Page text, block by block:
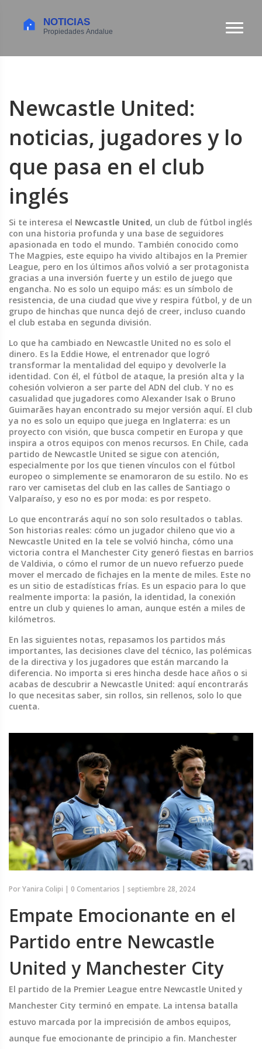
Newcastle United:
noticias, jugadores y lo
que pasa en el club
inglés
Si te interesa el Newcastle United, un club de fútbol inglés
con una historia profunda y una base de seguidores
apasionada en todo el mundo. También conocido como
The Magpies, este equipo ha vivido altibajos en la Premier
League, pero en los últimos años volvió a ser protagonista
gracias a una inversión fuerte y un estilo de juego que
engancha. No es solo un equipo más: es un símbolo de
resistencia, de una ciudad que vive y respira fútbol, y de un
grupo de hinchas que nunca dejó de creer, incluso cuando
el club estaba en segunda división.
Lo que ha cambiado en Newcastle United no es solo el
dinero. Es la Eddie Howe, el entrenador que logró
transformar la mentalidad del equipo y devolverle la
identidad. Con él, el fútbol de ataque, la presión alta y la
cohesión volvieron a ser parte del ADN del club. Y no es
casualidad que jugadores como Alexander Isak o Bruno
Guimarães hayan encontrado su mejor versión aquí. El club
ya no es solo un equipo que juega en Inglaterra: es un
proyecto con visión, que busca competir en Europa y que
inspira a otros equipos con menos recursos. En Chile, cada
partido de Newcastle United se sigue con atención,
especialmente por los que tienen vínculos con el fútbol
europeo o simplemente se enamoraron de su estilo. No es
raro ver camisetas del club en las calles de Santiago o
Valparaíso, y eso no es por moda: es por respeto.
Lo que encontrarás aquí no son solo resultados o tablas.
Son historias reales: cómo un jugador chileno que vio a
Newcastle United en la tele se volvió hincha, cómo una
victoria contra el Manchester City generó fiestas en barrios
de Valdivia, o cómo el rumor de un nuevo refuerzo puede
mover el mercado de fichajes en la mente de miles. Este no
es un sitio de estadísticas frías. Es un espacio para lo que
realmente importa: la pasión, la identidad, la conexión
entre un club y quienes lo aman, aunque estén a miles de
kilómetros.
En las siguientes notas, repasamos los partidos más
importantes, las decisiones clave del técnico, las polémicas
de la directiva y los jugadores que están marcando la
diferencia. No importa si eres hincha desde hace años o si
acabas de descubrir a Newcastle United: aquí encontrarás
lo que necesitas saber, sin rollos, sin rellenos, solo lo que
cuenta.
PorYanira Colipi | 0 Comentarios | septiembre 28, 2024
Empate Emocionante en el
Partido entre Newcastle
United y Manchester City
El partido de la Premier League entre Newcastle United y
Manchester City terminó en empate. La intensa batalla
estuvo marcada por la imprecisión de ambos equipos,
aunque fue emocionante de principio a fin. Manchester